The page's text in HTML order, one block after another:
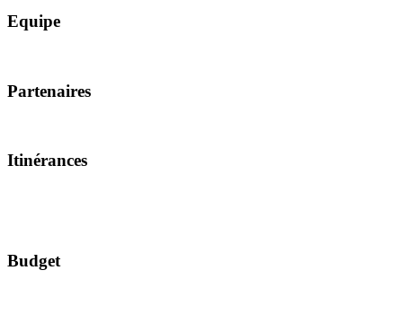
Equipe
Partenaires
Itinérances
Budget